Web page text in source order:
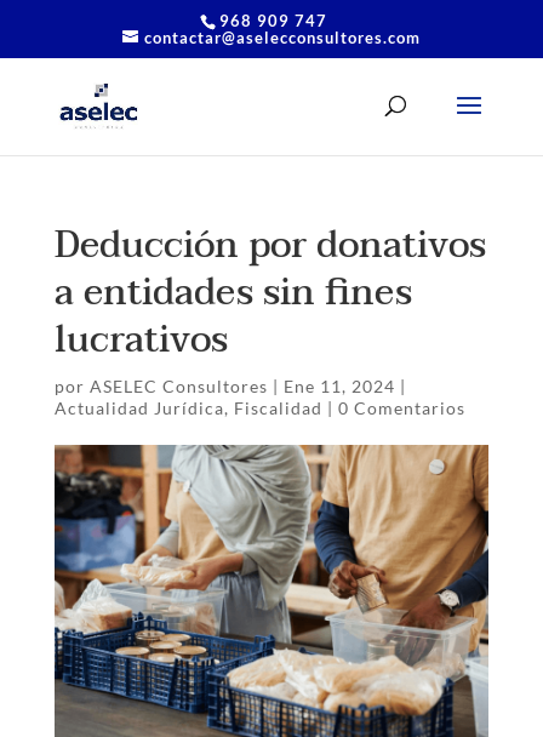
968 909 747
contactar@aselecconsultores.com
Deducción por donativos
a entidades sin fines
lucrativos
por ASELEC Consultores | Ene 11, 2024 |
Actualidad Jurídica, Fiscalidad | 0 Comentarios